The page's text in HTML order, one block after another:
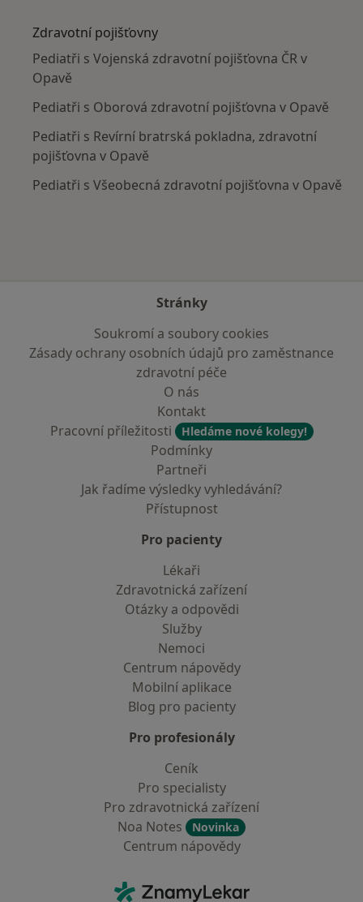
Zdravotní pojišťovny
Pediatři s Vojenská zdravotní pojišťovna ČR v
Opavě
Pediatři s Oborová zdravotní pojišťovna v Opavě
Pediatři s Revírní bratrská pokladna, zdravotní
pojišťovna v Opavě
Pediatři s Všeobecná zdravotní pojišťovna v Opavě
Stránky
Soukromí a soubory cookies
Zásady ochrany osobních údajů pro zaměstnance
zdravotní péče
O nás
Kontakt
Pracovní příležitosti
Hledáme nové kolegy!
Podmínky
Partneři
Jak řadíme výsledky vyhledávání?
Přístupnost
Pro pacienty
Lékaři
Zdravotnická zařízení
Otázky a odpovědi
Služby
Nemoci
Centrum nápovědy
Mobilní aplikace
Blog pro pacienty
Pro profesionály
Ceník
Pro specialisty
Pro zdravotnická zařízení
Noa Notes
Novinka
Centrum nápovědy
ZnamyLekar - Hlavní stránka